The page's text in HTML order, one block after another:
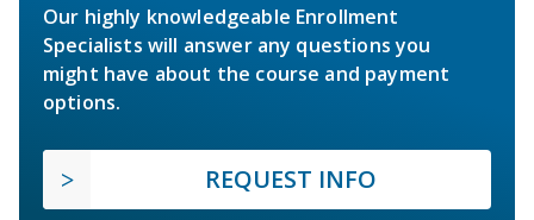
Our highly knowledgeable Enrollment
Specialists will answer any questions you
might have about the course and payment
options.
REQUEST INFO